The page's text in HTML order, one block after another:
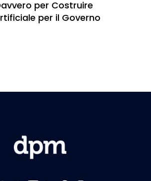
per Costruire
per il Governo